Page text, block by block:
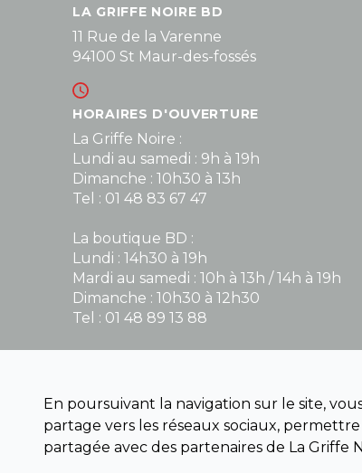
LA GRIFFE NOIRE BD
11 Rue de la Varenne
94100 St Maur-des-fossés
HORAIRES D'OUVERTURE
La Griffe Noire :
Lundi au samedi : 9h à 19h
Dimanche : 10h30 à 13h
Tel : 01 48 83 67 47
La boutique BD :
Lundi : 14h30 à 19h
Mardi au samedi : 10h à 13h / 14h à 19h
Dimanche : 10h30 à 12h30
Tel : 01 48 89 13 88
NOUS CONTACTER
contact@la-griffe-noire.com
En poursuivant la navigation sur le site,
partage vers les réseaux sociaux,
partagée avec des partenaires de La Griffe